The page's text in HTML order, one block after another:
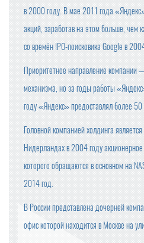
в 2000 году. В мае 2011 года
акций, заработав на этом больше, чем
со времён IPO-поисковика Google в
Приоритетное направление компании
механизма, но за годы работы
году «Яндекс» предоставлял более 50
Головной компанией холдинга
Нидерландах в 2004 году
которого обращаются в основном на
2014 год.
В России представлена дочерней
офис которой находится в Москве на